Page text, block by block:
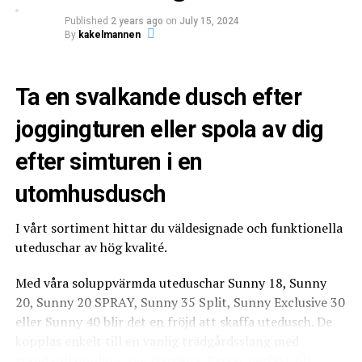
badrumsinredning.
What's Your Reaction?
0
ANGRY
0
CRY CUTE
detta i varje möte, varje dag och fortsätta att utvecklas
nära marknaden och kunderna.
Tebo Byggtillbehör utvecklar och marknadsför
specialprodukter för professionella hantverkare inom
Published 2 years ago on July 15, 2024
By kakelmannen
Ta en svalkande dusch efter
joggingturen eller spola av dig
efter simturen i en
utomhusdusch
I vårt sortiment hittar du väldesignade och funktionella
uteduschar av hög kvalité.
Med våra soluppvärmda uteduschar Sunny 18, Sunny
20, Sunny 20 SPRAY, Sunny 35 Split, Sunny Exclusive 30
eller Sunny 40 blir det en fröjd att skaffa utedusch. De